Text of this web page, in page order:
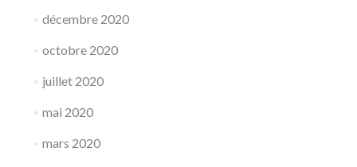
décembre 2020
octobre 2020
juillet 2020
mai 2020
mars 2020